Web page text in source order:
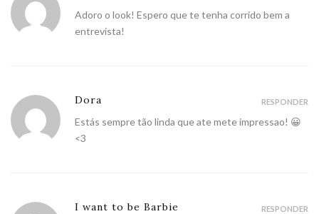
Adoro o look! Espero que te tenha corrido bem a
entrevista!
Dora
Estás sempre tão linda que ate mete impressao! 😀
<3
RESPONDER
I want to be Barbie RESPONDER